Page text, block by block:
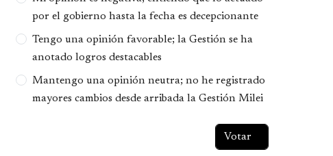
por el gobierno hasta la fecha es decepcionante
Tengo una opinión favorable; la Gestión se ha
anotado logros destacables
Mantengo una opinión neutra; no he registrado
mayores cambios desde arribada la Gestión Milei